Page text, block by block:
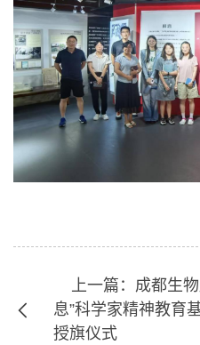
上一篇：成都生
息”科学家精神教育
授旗仪式